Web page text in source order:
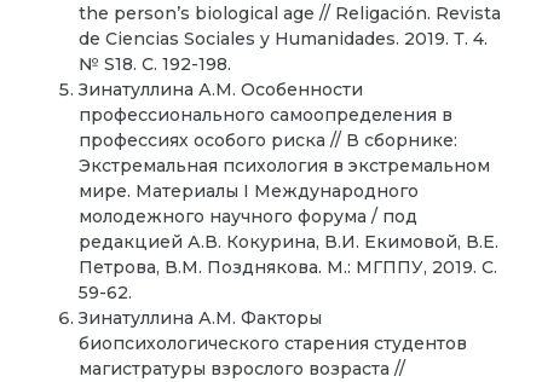
the person’s biological age // Religación. Revista
de Ciencias Sociales y Humanidades. 2019. Т. 4.
№ S18. С. 192-198.
Зинатуллина А.М. Особенности
профессионального самоопределения в
профессиях особого риска // В сборнике:
Экстремальная психология в экстремальном
мире. Материалы I Международного
молодежного научного форума / под
редакцией А.В. Кокурина, В.И. Екимовой, В.Е.
Петрова, В.М. Позднякова. М.: МГППУ, 2019. С.
59-62.
Зинатуллина А.М. Факторы
биопсихологического старения студентов
магистратуры взрослого возраста //